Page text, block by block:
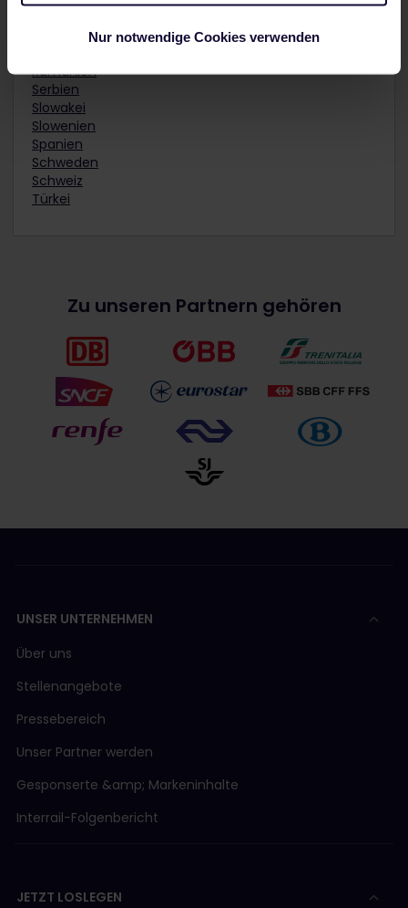
Nur notwendige Cookies verwenden
Rumänien
Serbien
Slowakei
Slowenien
Spanien
Schweden
Schweiz
Türkei
Zu unseren Partnern gehören
UNSER UNTERNEHMEN
Über uns
Stellenangebote
Pressebereich
Unser Partner werden
Gesponserte &amp; Markeninhalte
Interrail-Folgenbericht
JETZT LOSLEGEN